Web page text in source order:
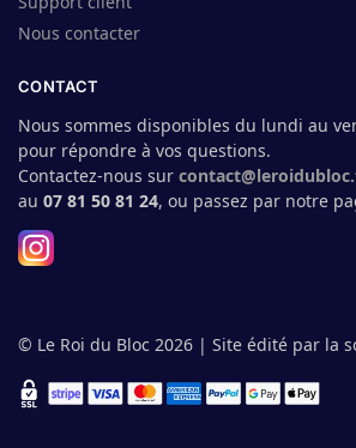
Nous contacter
CONTACT
Nous sommes disponibles du lundi au
pour répondre à vos questions.
Contactez-nous sur
au 07 81 50 81 24, ou passez par notre
© Le Roi du Bloc 2026 | Site édité par la